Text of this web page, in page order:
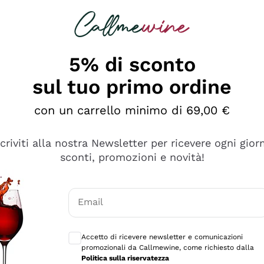
è male ma secondo me ci sono alternative che
5% di sconto
sul tuo primo ordine
con un carrello minimo di 69,00 €
alla nostra Newsletter per ricevere ogni
sconti, promozioni e novità!
Email
Accetto di ricevere newsletter e comunicazioni
promozionali da Callmewine, come richiesto dalla
Politica sulla riservatezza